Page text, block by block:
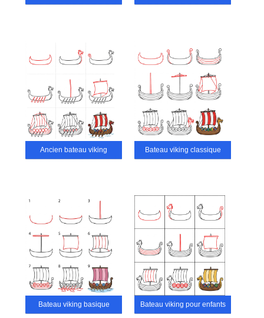
Ancien bateau viking Bateau viking classique
Bateau viking basique Bateau viking pour enfants